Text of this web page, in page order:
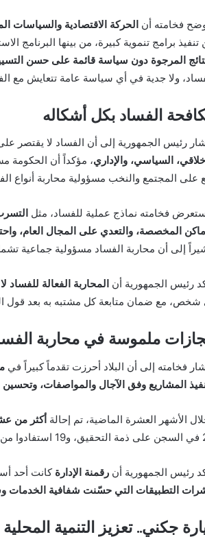
فخامته أن الحركة الاقتصادية والسياسات
تنفيذ برامج تنموية كبيرة، من بينها البرنامج
المرجوة دون سياسة قائمة على حسن
ولا جدية في أي سياسة عامة تتعايش مع
الفساد بكل أشكاله
رئيس الجمهورية إلى أن الفساد لا يقتصر
السياسي، والإداري، مؤكداً أن الحكومة
على المجتمع والنخب مسؤولية محاربة أنواع
فخامته نماذج عملية للفساد، مثل
المخصصة، والتعدي على المجال العام،
إلى أن محاربة الفساد مسؤولية جماعية
رئيس الجمهورية أن المحاربة الفعالة للفساد
شخص، مع ضمان متابعة كل مشتبه به بعد قول
ملموسة في محاربة
فخامته إلى أن البلاد أحرزت تقدماً كبيراً في
المشاريع وفق الآجال والمواصفات، وتحسين
الأشهر العشرة الماضية، تم إحالة أكثر من
العامة.
رئيس الجمهورية أن رقمنة الإدارة كانت أحد
التطبيقات التي حسّنت شفافية الخدمات
جكني.. تعزيز التنمية